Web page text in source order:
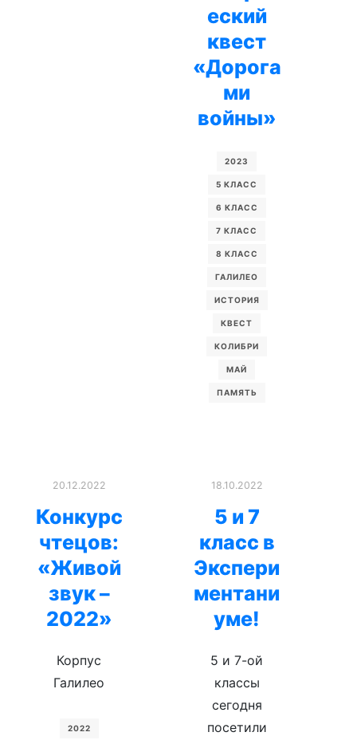
еский
квест
«Дорога
ми
войны»
2023
5 КЛАСС
6 КЛАСС
7 КЛАСС
8 КЛАСС
ГАЛИЛЕО
ИСТОРИЯ
КВЕСТ
КОЛИБРИ
МАЙ
ПАМЯТЬ
20.12.2022
Конкурс
чтецов:
«Живой
звук –
2022»
Корпус
Галилео
2022
18.10.2022
5 и 7
класс в
Экспери
ментани
уме!
5 и 7-ой
классы
сегодня
посетили